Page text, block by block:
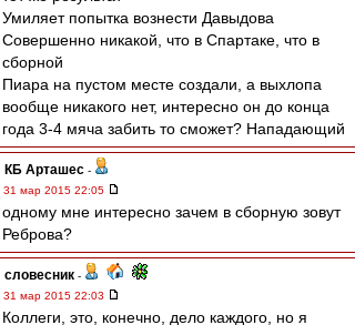
Умиляет попытка вознести Давыдова
Совершенно никакой, что в Спартаке, что в
сборной
Пиара на пустом месте создали, а выхлопа
вообще никакого нет, интересно он до конца
года 3-4 мяча забить то сможет? Нападающий
КБ Арташес -
31 мар 2015 22:05
одному мне интересно зачем в сборную зовут
Реброва?
словесник -
31 мар 2015 22:03
Коллеги, это, конечно, дело каждого, но я